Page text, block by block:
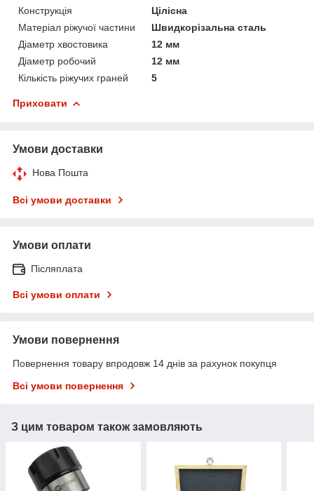
Конструкція
Цілісна
Матеріал ріжучої частини
Швидкорізальна сталь
Діаметр хвостовика
12 мм
Діаметр робочий
12 мм
Кількість ріжучих граней
5
Приховати
Умови доставки
Нова Пошта
Всі умови доставки
Умови оплати
Післяплата
Всі умови оплати
Умови повернення
Повернення товару впродовж 14 днів за рахунок покупця
Всі умови повернення
З цим товаром також замовляють